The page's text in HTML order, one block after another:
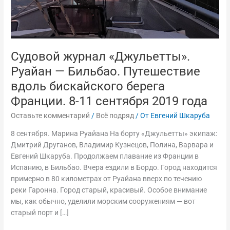
Судовой журнал «Джульетты».
Руайан — Бильбао. Путешествие
вдоль бискайского берега
Франции. 8-11 сентября 2019 года
Оставьте комментарий / Всё подряд/ От Евгений Шкаруба
8 сентября. Марина Руайана На борту «Джульетты» экипаж:
Дмитрий Друганов, Владимир Кузнецов, Полина, Варвара и
Евгений Шкаруба. Продолжаем плавание из Франции в
Испанию, в Бильбао. Вчера ездили в Бордо. Город находится
примерно в 80 километрах от Руайана вверх по течению
реки Гаронна. Город старый, красивый. Особое внимание
мы, как обычно, уделили морским сооружениям — вот
старый порт и […]
8-
11
сентября
года